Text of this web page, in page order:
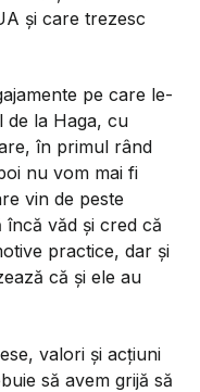
și care trezesc
pe care le-
de la Haga, cu
în primul rând
nu vom mai fi
vin de peste
încă văd și cred că
practice, dar și
că și ele au
valori și acțiuni
să avem grijă să